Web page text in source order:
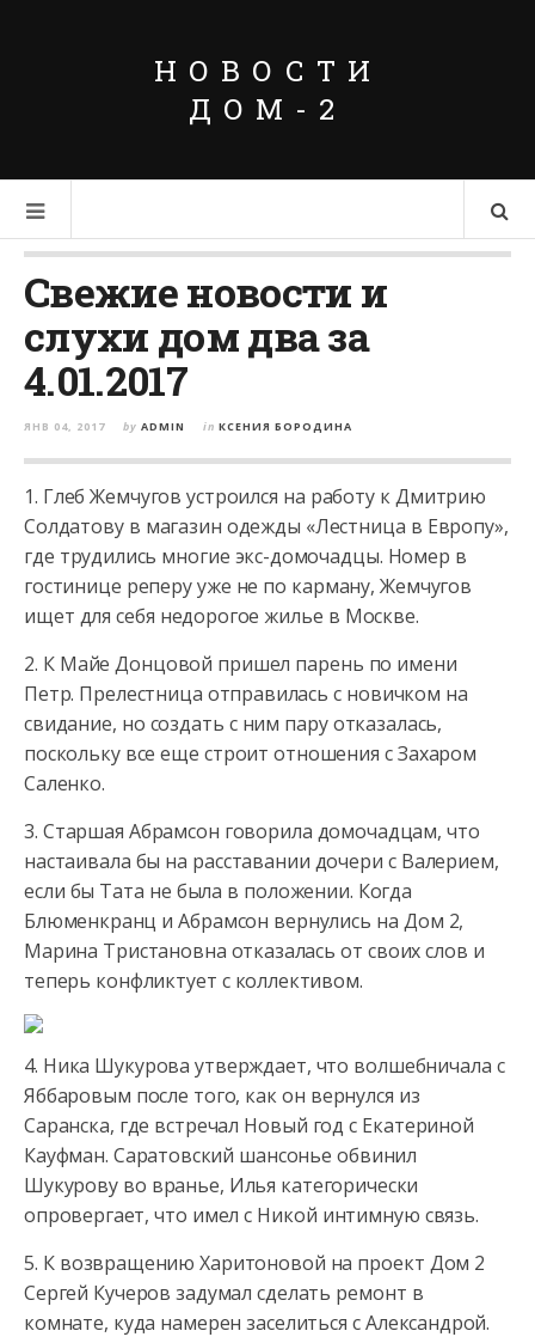
НОВОСТИ
ДОМ-2
Свежие новости и
слухи дом два за
4.01.2017
ЯНВ 04, 2017 by ADMIN in КСЕНИЯ БОРОДИНА
1. Глеб Жемчугов устроился на работу к Дмитрию
Солдатову в магазин одежды «Лестница в Европу»,
где трудились многие экс-домочадцы. Номер в
гостинице реперу уже не по карману, Жемчугов
ищет для себя недорогое жилье в Москве.
2. К Майе Донцовой пришел парень по имени
Петр. Прелестница отправилась с новичком на
свидание, но создать с ним пару отказалась,
поскольку все еще строит отношения с Захаром
Саленко.
3. Старшая Абрамсон говорила домочадцам, что
настаивала бы на расставании дочери с Валерием,
если бы Тата не была в положении. Когда
Блюменкранц и Абрамсон вернулись на Дом 2,
Марина Тристановна отказалась от своих слов и
теперь конфликтует с коллективом.
4. Ника Шукурова утверждает, что волшебничала с
Яббаровым после того, как он вернулся из
Саранска, где встречал Новый год с Екатериной
Кауфман. Саратовский шансонье обвинил
Шукурову во вранье, Илья категорически
опровергает, что имел с Никой интимную связь.
5. К возвращению Харитоновой на проект Дом 2
Сергей Кучеров задумал сделать ремонт в
комнате, куда намерен заселиться с Александрой.